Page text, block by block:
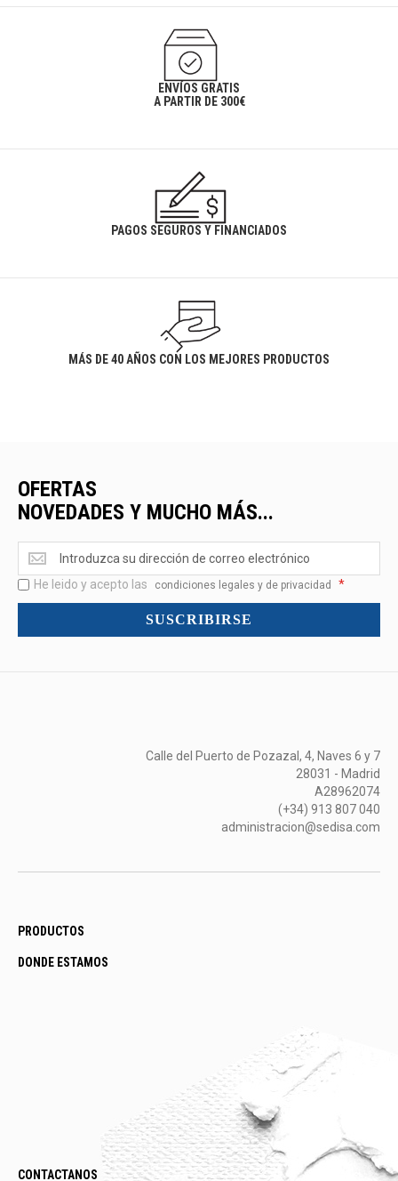
ENVÍOS GRATIS
A PARTIR DE 300€
PAGOS SEGUROS Y FINANCIADOS
MÁS DE 40 AÑOS CON LOS MEJORES PRODUCTOS
OFERTAS
NOVEDADES Y MUCHO MÁS...
Ofertas
<br>Novedades
y
mucho
He leido y acepto las condiciones legales y de privacidad *
SUSCRIBIRSE
Calle del Puerto de Pozazal, 4, Naves 6 y 7
28031 - Madrid
A28962074
(+34) 913 807 040
administracion@sedisa.com
PRODUCTOS
DONDE ESTAMOS
CONTACTANOS